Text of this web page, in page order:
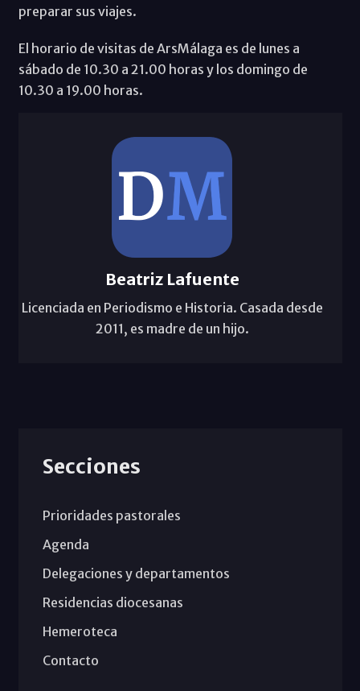
preparar sus viajes.
El horario de visitas de ArsMálaga es de lunes a
sábado de 10.30 a 21.00 horas y los domingo de
10.30 a 19.00 horas.
Beatriz Lafuente
Licenciada en Periodismo e Historia. Casada desde
2011, es madre de un hijo.
Secciones
Prioridades pastorales
Agenda
Delegaciones y departamentos
Residencias diocesanas
Hemeroteca
Contacto